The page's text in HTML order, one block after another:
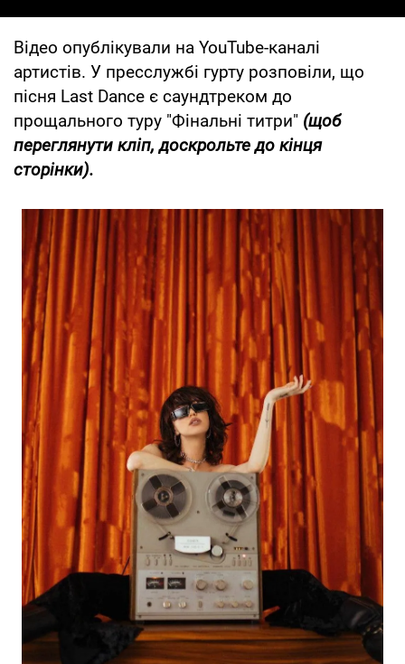
Відео опублікували на YouTube-каналі
артистів. У пресслужбі гурту розповіли, що
пісня Last Dance є саундтреком до
прощального туру "Фінальні титри" (щоб
переглянути кліп, доскрольте до кінця
сторінки).